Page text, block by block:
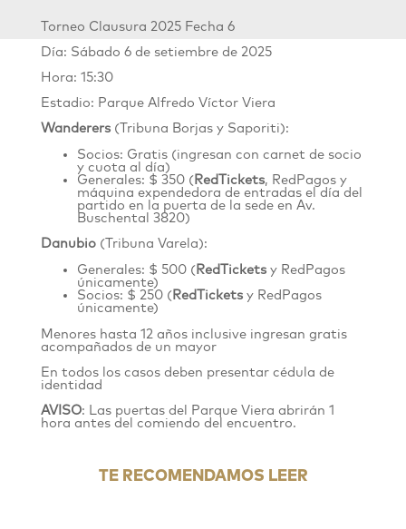
Torneo Clausura 2025 Fecha 6
Día: Sábado 6 de setiembre de 2025
Hora: 15:30
Estadio: Parque Alfredo Víctor Viera
Wanderers(Tribuna Borjas y Saporiti):
Socios: Gratis (ingresan con carnet de socio
y cuota al día)
Generales: $ 350 (RedTickets, RedPagos y
máquina expendedora de entradas el día del
partido en la puerta de la sede en Av.
Buschental 3820)
Danubio(Tribuna Varela):
Generales: $ 500 (RedTickets y RedPagos
únicamente)
Socios: $ 250 (RedTickets y RedPagos
únicamente)
Menores hasta 12 años inclusive ingresan gratis
acompañados de un mayor
En todos los casos deben presentar cédula de
identidad
AVISO: Las puertas del Parque Viera abrirán 1
hora antes del comiendo del encuentro.
TE RECOMENDAMOS LEER